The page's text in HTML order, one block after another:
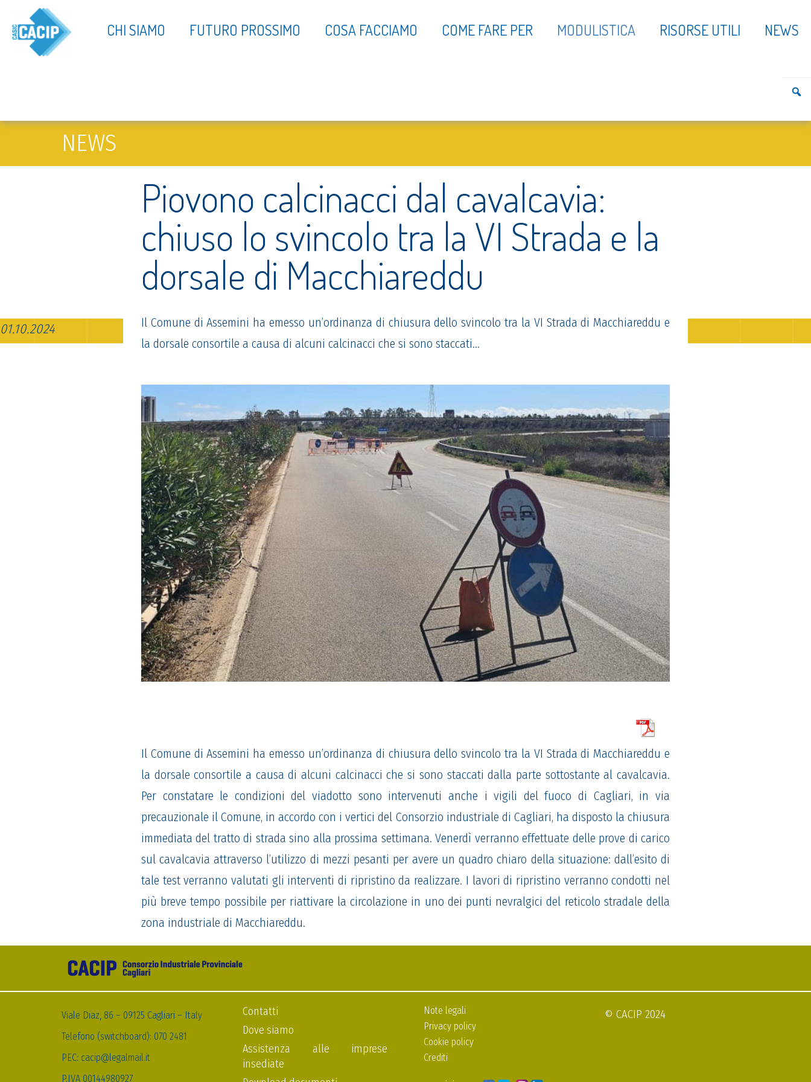
CHI SIAMO FUTURO PROSSIMO COSA FACCIAMO COME FARE PER MODULISTICA RISORSE UTILI NEWS
NEWS
Piovono calcinacci dal cavalcavia:
chiuso lo svincolo tra la VI Strada e la
dorsale di Macchiareddu
01.10.2024
Il Comune di Assemini ha emesso un’ordinanza di chiusura dello svincolo tra la VI Strada di Macchiareddu e
la dorsale consortile a causa di alcuni calcinacci che si sono staccati…
Il Comune di Assemini haemesso un’ordinanza di chiusura dello svincolo tra la VI Strada di Macchiareddu e
la dorsale consortile a causa di alcuni calcinacci che si sono staccati dalla parte sottostante al cavalcavia.
Per constatare le condizioni del viadotto sono intervenuti anche i vigili del fuoco di Cagliari, in via
precauzionale il Comune, in accordo con i vertici del Consorzio industriale di Cagliari, ha disposto la chiusura
immediata del tratto di stradasino alla prossima settimana. Venerdì verranno effettuate delle prove di carico
sulcavalcavia attraverso l’utilizzo di mezzi pesanti per avere un quadro chiaro della situazione: dall’esito di
tale test verrannovalutati gli interventi di ripristino da realizzare. I lavori di ripristino verranno condotti nel
più breve tempo possibile per riattivare la circolazione in uno dei punti nevralgici del reticolo stradale della
zona industriale di Macchiareddu.
Viale Diaz, 86 – 09125 Cagliari – Italy
Telefono (switchboard): 070 2481
PEC: cacip@legalmail.it
P.IVA 00144980927
Contatti
Dove siamo
Assistenza alle imprese
insediate
Note legali
Privacy policy
Cookie policy
Crediti
© CACIP 2024